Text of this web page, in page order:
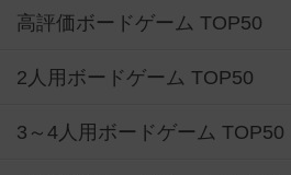
高評価ボードゲーム TOP50
2人用ボードゲーム TOP50
3～4人用ボードゲーム TOP50